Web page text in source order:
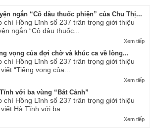
ngắn “Cô dâu thuốc phiện” của Chu Thị...
chí Hồng Lĩnh số 237 trân trọng giới thiệu
ngắn “Cô dâu thuốc...
Xem tiếp
vọng của đợi chờ và khúc ca về lòng...
chí Hồng Lĩnh số 237 trân trọng giới thiệu
“Tiếng vọng của...
Xem tiếp
với ba vùng “Bát Cảnh”
chí Hồng Lĩnh số 237 trân trọng giới thiệu
Hà Tĩnh với ba...
Xem tiếp